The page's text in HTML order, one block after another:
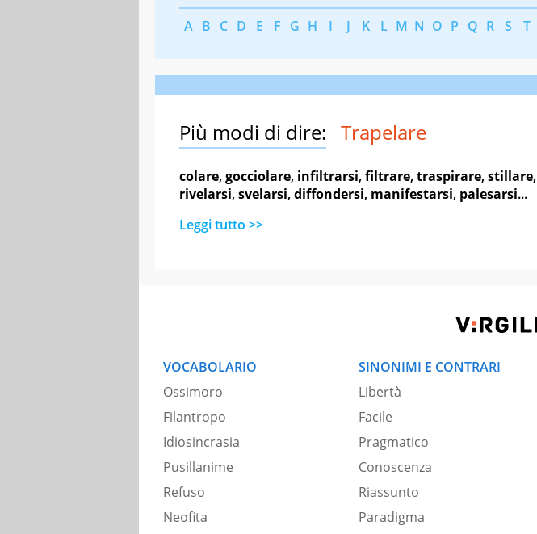
A B C D E F G H I J K L M N O P Q R S T
Più modi di dire: Trapelare
colare,gocciolare, infiltrarsi,filtrare,traspirare,stillare,
rivelarsi,svelarsi,diffondersi, manifestarsi, palesarsi...
Leggi tutto >>
VOCABOLARIO
Ossimoro
Filantropo
Idiosincrasia
Pusillanime
Refuso
Neofita
SINONIMI E CONTRARI
Libertà
Facile
Pragmatico
Conoscenza
Riassunto
Paradigma